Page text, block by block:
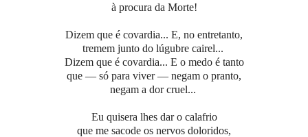
à procura da Morte!
Dizem que é covardia... E, no entretanto,
tremem junto do lúgubre cairel...
Dizem que é covardia... E o medo é tanto
que — só para viver — negam o pranto,
negam a dor cruel...
Eu quisera lhes dar o calafrio
que me sacode os nervos doloridos,